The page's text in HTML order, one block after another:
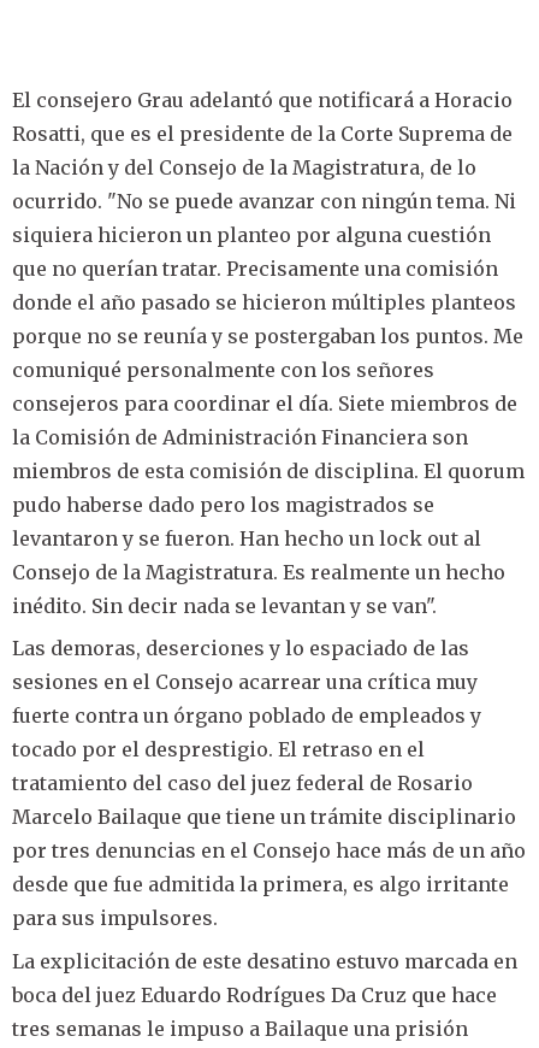
El consejero Grau adelantó que notificará a Horacio
Rosatti, que es el presidente de la Corte Suprema de
la Nación y del Consejo de la Magistratura, de lo
ocurrido. "No se puede avanzar con ningún tema. Ni
siquiera hicieron un planteo por alguna cuestión
que no querían tratar. Precisamente una comisión
donde el año pasado se hicieron múltiples planteos
porque no se reunía y se postergaban los puntos. Me
comuniqué personalmente con los señores
consejeros para coordinar el día. Siete miembros de
la Comisión de Administración Financiera son
miembros de esta comisión de disciplina. El quorum
pudo haberse dado pero los magistrados se
levantaron y se fueron. Han hecho un lock out al
Consejo de la Magistratura. Es realmente un hecho
inédito. Sin decir nada se levantan y se van".
Las demoras, deserciones y lo espaciado de las
sesiones en el Consejo acarrear una crítica muy
fuerte contra un órgano poblado de empleados y
tocado por el desprestigio. El retraso en el
tratamiento del caso del juez federal de Rosario
Marcelo Bailaque que tiene un trámite disciplinario
por tres denuncias en el Consejo hace más de un año
desde que fue admitida la primera, es algo irritante
para sus impulsores.
La explicitación de este desatino estuvo marcada en
boca del juez Eduardo Rodrígues Da Cruz que hace
tres semanas le impuso a Bailaque una prisión